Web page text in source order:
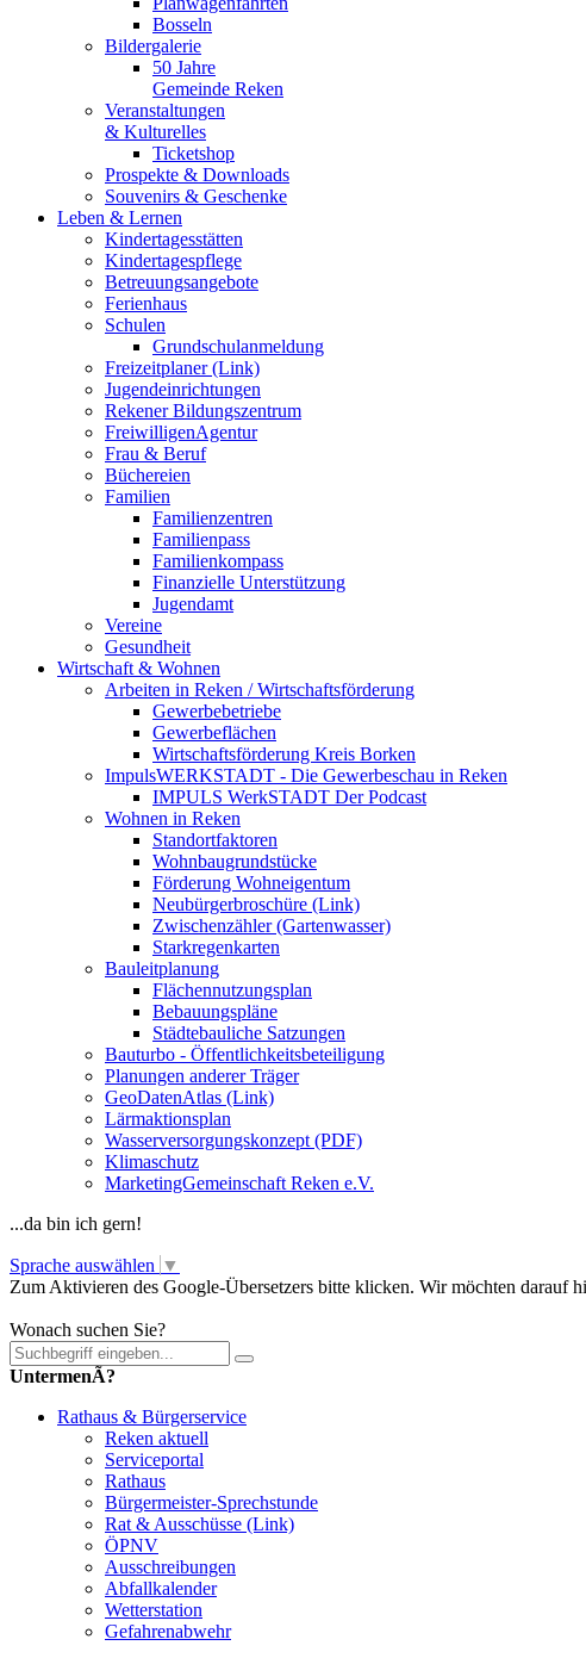
Bosseln
Bildergalerie
50 Jahre
Gemeinde Reken
Veranstaltungen
& Kulturelles
Ticketshop
Prospekte & Downloads
Souvenirs & Geschenke
Leben & Lernen
Kindertagesstätten
Kindertagespflege
Betreuungsangebote
Ferienhaus
Schulen
Grundschulanmeldung
Freizeitplaner (Link)
Jugendeinrichtungen
Rekener Bildungszentrum
FreiwilligenAgentur
Frau & Beruf
Büchereien
Familien
Familienzentren
Familienpass
Familienkompass
Finanzielle Unterstützung
Jugendamt
Vereine
Gesundheit
Wirtschaft & Wohnen
Arbeiten in Reken / Wirtschaftsförderung
Gewerbebetriebe
Gewerbeflächen
Wirtschaftsförderung Kreis Borken
ImpulsWERKSTADT - Die Gewerbeschau in Reken
IMPULS WerkSTADT Der Podcast
Wohnen in Reken
Standortfaktoren
Wohnbaugrundstücke
Förderung Wohneigentum
Neubürgerbroschüre (Link)
Zwischenzähler (Gartenwasser)
Starkregenkarten
Bauleitplanung
Flächennutzungsplan
Bebauungspläne
Städtebauliche Satzungen
Bauturbo - Öffentlichkeitsbeteiligung
Planungen anderer Träger
GeoDatenAtlas (Link)
Lärmaktionsplan
Wasserversorgungskonzept (PDF)
Klimaschutz
MarketingGemeinschaft Reken e.V.
...da bin ich gern!
Sprache auswählen ▼
Zum Aktivieren des Google-Übersetzers bitte klicken. Wir möchten darauf
Wonach suchen Sie?
UntermenÃ?
Rathaus & Bürgerservice
Reken aktuell
Serviceportal
Rathaus
Bürgermeister-Sprechstunde
Rat & Ausschüsse (Link)
ÖPNV
Ausschreibungen
Abfallkalender
Wetterstation
Gefahrenabwehr